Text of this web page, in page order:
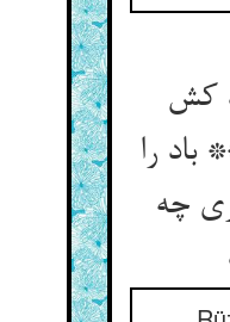
کش
باد را
چه